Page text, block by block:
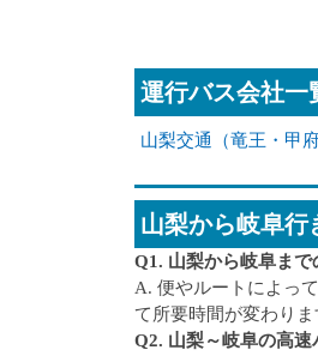
運行バス会社一
山梨交通（竜王・甲
山梨から岐阜行
Q1. 山梨から岐阜まで
A. 便やルートによっ
て所要時間が変わり
Q2. 山梨～岐阜の高速